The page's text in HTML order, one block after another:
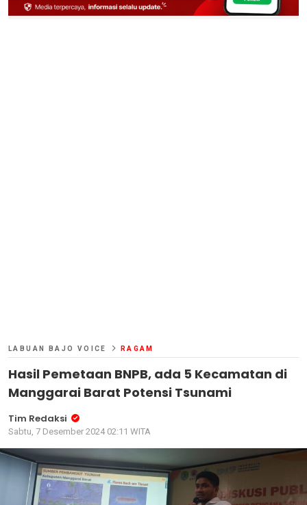
LABUAN BAJO VOICE RAGAM
Hasil Pemetaan BNPB, ada 5 Kecamatan di
Manggarai Barat Potensi Tsunami
Tim Redaksi
Sabtu, 7 Desember 2024 02:11 WITA